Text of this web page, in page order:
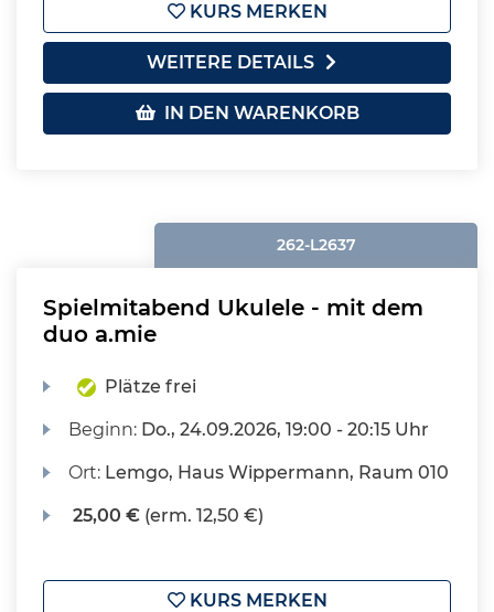
KURS MERKEN
WEITERE DETAILS
IN DEN WARENKORB
262-L2637
Spielmitabend Ukulele - mit dem
duo a.mie
Plätze frei
Beginn: Do., 24.09.2026, 19:00 - 20:15 Uhr
Ort: Lemgo, Haus Wippermann, Raum 010
25,00 € (erm. 12,50 €)
KURS MERKEN